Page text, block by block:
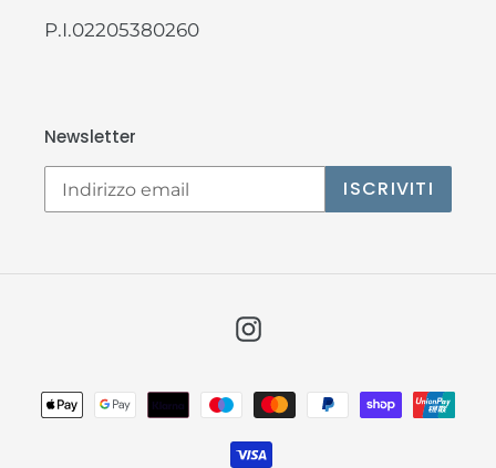
P.I.02205380260
Newsletter
ISCRIVITI
Instagram
Metodi
di
pagamento